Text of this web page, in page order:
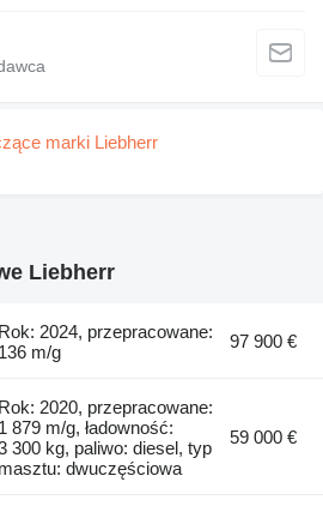
marki Liebherr
Liebherr
Rok: 2024, przepracowane:
136 m/g
97 900 €
Rok: 2020, przepracowane:
1 879 m/g, ładowność:
300 kg, paliwo: diesel, typ
masztu: dwuczęściowa
59 000 €